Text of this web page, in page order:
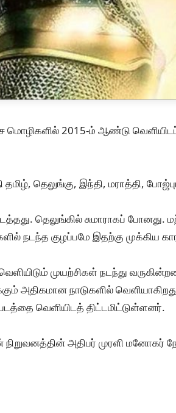
2015-ம் ஆண்டு
தெலுங்கு, இந்தி, மராத்தி,
தெலுங்கில் சுமாராகப்
நடந்த குழப்பமே இதற்கு முக்கிய
முயற்சிகள் நடந்து
அதிகமான நாடுகளில்
வெளியிடத் திட்டமிட்டுள்ளனர்.
அதிபர் முரளி மனோகர்